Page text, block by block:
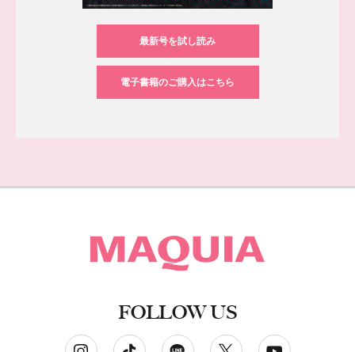
最新号を試し読み
電子書籍のご購入はこちら
FOLLOW US